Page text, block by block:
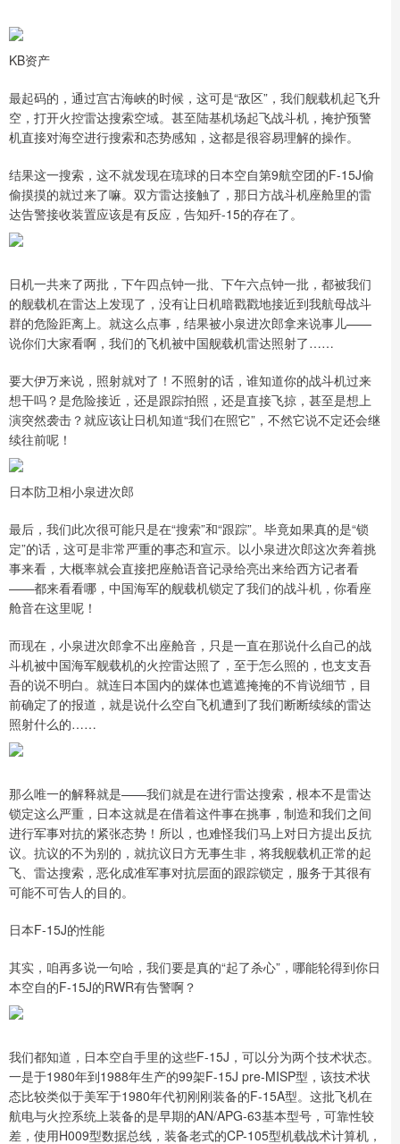
KB资产
最起码的，通过宫古海峡的时候，这可是“敌区”，我们舰载机起飞升
空，打开火控雷达搜索空域。甚至陆基机场起飞战斗机，掩护预警
机直接对海空进行搜索和态势感知，这都是很容易理解的操作。
结果这一搜索，这不就发现在琉球的日本空自第9航空团的F-15J偷
偷摸摸的就过来了嘛。双方雷达接触了，那日方战斗机座舱里的雷
达告警接收装置应该是有反应，告知歼-15的存在了。
日机一共来了两批，下午四点钟一批、下午六点钟一批，都被我们
的舰载机在雷达上发现了，没有让日机暗戳戳地接近到我航母战斗
群的危险距离上。就这么点事，结果被小泉进次郎拿来说事儿——
说你们大家看啊，我们的飞机被中国舰载机雷达照射了……
要大伊万来说，照射就对了！不照射的话，谁知道你的战斗机过来
想干吗？是危险接近，还是跟踪拍照，还是直接飞掠，甚至是想上
演突然袭击？就应该让日机知道“我们在照它”，不然它说不定还会继
续往前呢！
日本防卫相小泉进次郎
最后，我们此次很可能只是在“搜索”和“跟踪”。毕竟如果真的是“锁
定”的话，这可是非常严重的事态和宣示。以小泉进次郎这次奔着挑
事来看，大概率就会直接把座舱语音记录给亮出来给西方记者看
——都来看看哪，中国海军的舰载机锁定了我们的战斗机，你看座
舱音在这里呢！
而现在，小泉进次郎拿不出座舱音，只是一直在那说什么自己的战
斗机被中国海军舰载机的火控雷达照了，至于怎么照的，也支支吾
吾的说不明白。就连日本国内的媒体也遮遮掩掩的不肯说细节，目
前确定了的报道，就是说什么空自飞机遭到了我们断断续续的雷达
照射什么的……
那么唯一的解释就是——我们就是在进行雷达搜索，根本不是雷达
锁定这么严重，日本这就是在借着这件事在挑事，制造和我们之间
进行军事对抗的紧张态势！所以，也难怪我们马上对日方提出反抗
议。抗议的不为别的，就抗议日方无事生非，将我舰载机正常的起
飞、雷达搜索，恶化成准军事对抗层面的跟踪锁定，服务于其很有
可能不可告人的目的。
日本F-15J的性能
其实，咱再多说一句哈，我们要是真的“起了杀心”，哪能轮得到你日
本空自的F-15J的RWR有告警啊？
我们都知道，日本空自手里的这些F-15J，可以分为两个技术状态。
一是于1980年到1988年生产的99架F-15J pre-MISP型，该技术状
态比较类似于美军于1980年代初刚刚装备的F-15A型。这批飞机在
航电与火控系统上装备的是早期的AN/APG-63基本型号，可靠性较
差，使用H009型数据总线，装备老式的CP-105型机载战术计算机，